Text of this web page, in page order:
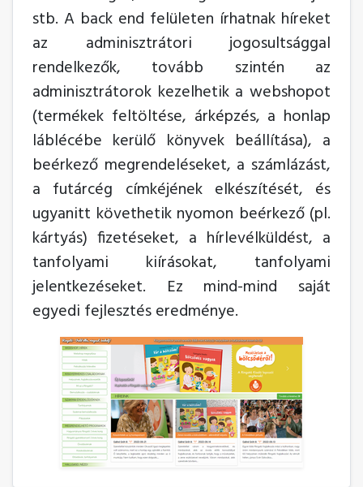
stb. A back end felületen írhatnak híreket
az adminisztrátori jogosultsággal
rendelkezők, tovább szintén az
adminisztrátorok kezelhetik a webshopot
(termékek feltöltése, árképzés, a honlap
láblécébe kerülő könyvek beállítása), a
beérkező megrendeléseket, a számlázást,
a futárcég címkéjének elkészítését, és
ugyanitt követhetik nyomon beérkező (pl.
kártyás) fizetéseket, a hírlevélküldést, a
tanfolyami kiírásokat, tanfolyami
jelentkezéseket. Ez mind-mind saját
egyedi fejlesztés eredménye.